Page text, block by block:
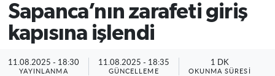
Sapanca’nın zarafeti giriş
kapısına işlendi
11.08.2025 - 18:30
YAYINLANMA
11.08.2025 - 18:35
GÜNCELLEME
1 DK
OKUNMA SÜRESI
Turgutlu
Salihli
Manisa Trafik Yoğunluk Haritası
Süper Lig Puan Durumu ve Fikstür